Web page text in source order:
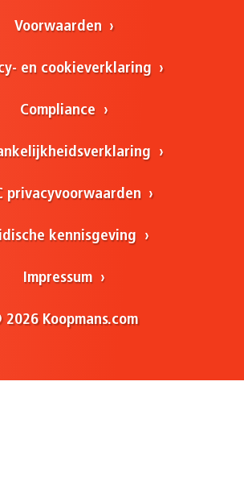
Voorwaarden
en cookieverklaring
Compliance
privacyvoorwaarden
kennisgeving
Impressum
Koopmans.com